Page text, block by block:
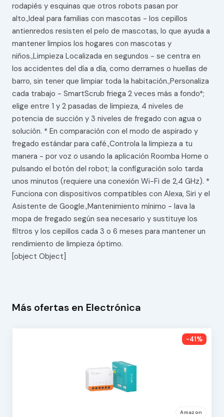
rodapiés y esquinas que otros robots pasan por
alto.,Ideal para familias con mascotas - los cepillos
antienredos resisten el pelo de mascotas, lo que ayuda a
mantener limpios los hogares con mascotas y
niños.,Limpieza Localizada en segundos - se centra en
los accidentes del día a día, como derrames o huellas de
barro, sin tener que limpiar toda la habitación.,Personaliza
cada trabajo - SmartScrub friega 2 veces más a fondo*;
elige entre 1 y 2 pasadas de limpieza, 4 niveles de
potencia de succión y 3 niveles de fregado con agua o
solución. * En comparación con el modo de aspirado y
fregado estándar para café.,Controla la limpieza a tu
manera - por voz o usando la aplicación Roomba Home o
pulsando el botón del robot; la configuración solo tarda
unos minutos (requiere una conexión Wi-Fi de 2,4 GHz). *
Funciona con dispositivos compatibles con Alexa, Siri y el
Asistente de Google.,Mantenimiento mínimo - lava la
mopa de fregado según sea necesario y sustituye los
filtros y los cepillos cada 3 o 6 meses para mantener un
rendimiento de limpieza óptimo.
[object Object]
Más ofertas en Electrónica
-41%
Amazon